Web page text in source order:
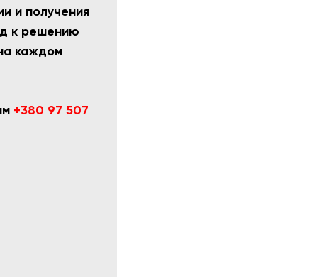
и получения
к решению
каждом
+380 97 507